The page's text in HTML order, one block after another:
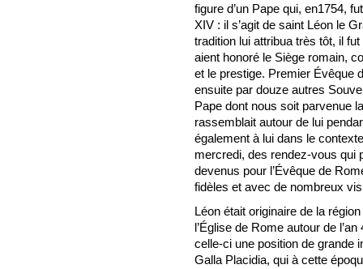
figure d’un Pape qui, en1754,
XIV : il s’agit de saint Léon le
tradition lui attribua très tôt, il
aient honoré le Siège romain,
et le prestige. Premier Évêque
ensuite par douze autres
Pape dont nous soit parvenue
rassemblait autour de lui
également à lui dans le
mercredi, des rendez-vous qui
devenus pour l’Évêque de
fidèles et avec de nombreux
Léon était originaire de la
l’Église de Rome autour de
celle-ci une position de grande
Galla Placidia, qui à cette